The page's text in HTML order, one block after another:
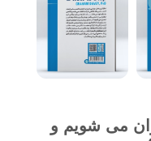
می شویم و